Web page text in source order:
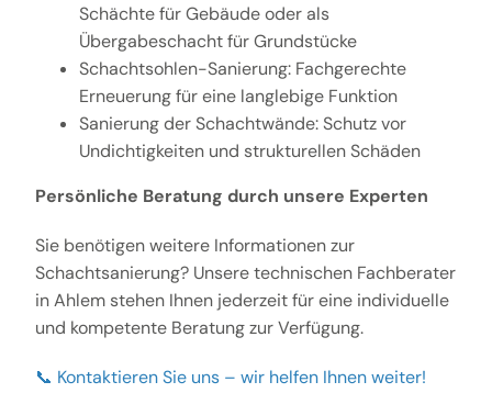
Schächte für Gebäude oder als
Übergabeschacht für Grundstücke
Schachtsohlen-Sanierung: Fachgerechte
Erneuerung für eine langlebige Funktion
Sanierung der Schachtwände: Schutz vor
Undichtigkeiten und strukturellen Schäden
Persönliche Beratung durch unsere Experten
Sie benötigen weitere Informationen zur
Schachtsanierung? Unsere technischen Fachberater
in Ahlem stehen Ihnen jederzeit für eine individuelle
und kompetente Beratung zur Verfügung.
📞 Kontaktieren Sie uns – wir helfen Ihnen weiter!